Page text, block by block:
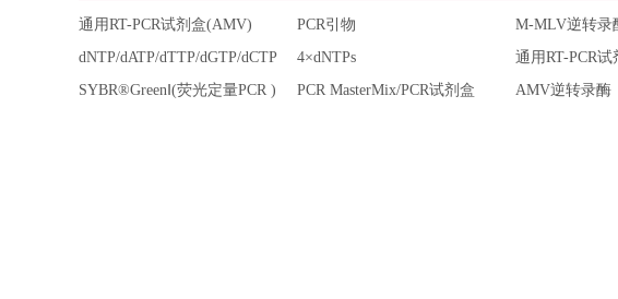
通用RT-PCR试剂盒(AMV) PCR引物 M-MLV逆转录
dNTP/dATP/dTTP/dGTP/dCTP
4×dNTPs 通用RT-PCR
SYBR®GreenⅠ(荧光定量PCR )
PCR MasterMix/PCR试剂盒 AMV逆转录酶